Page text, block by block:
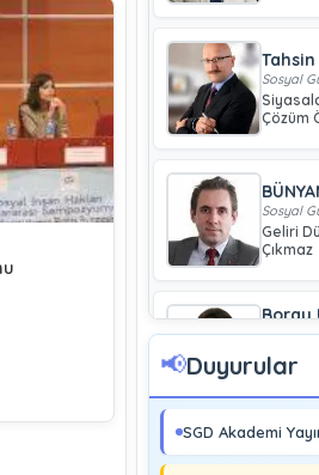
Tahsin
Sosyal
Çözüm
Sosyal
Geliri
Çıkmaz
Boray
Sosyal
Soma
Kazalar
📢Duyurular
SGD Akademi